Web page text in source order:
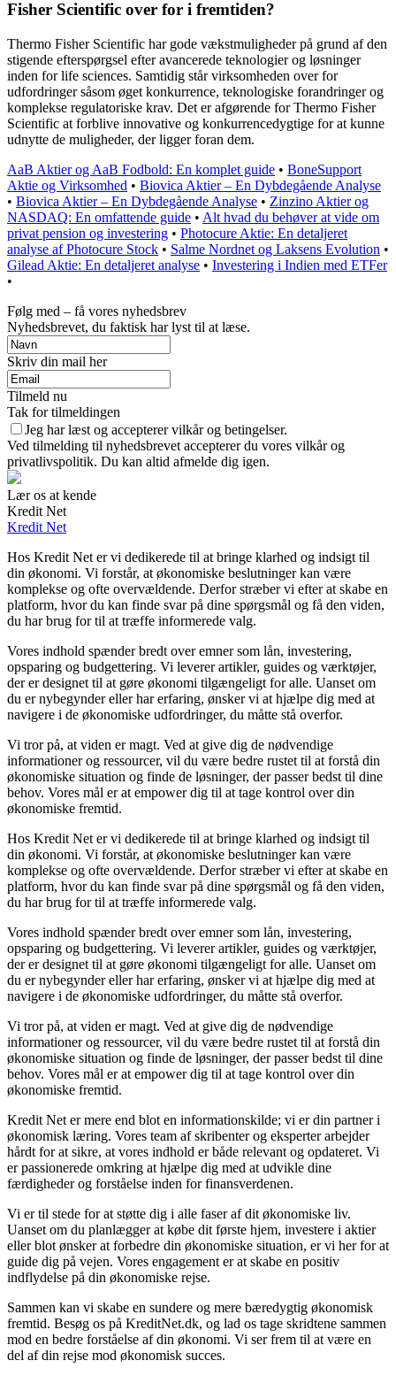
Fisher Scientific over for i fremtiden?
Thermo Fisher Scientific har gode vækstmuligheder på grund af den
stigende efterspørgsel efter avancerede teknologier og løsninger
inden for life sciences. Samtidig står virksomheden over for
udfordringer såsom øget konkurrence, teknologiske forandringer og
komplekse regulatoriske krav. Det er afgørende for Thermo Fisher
Scientific at forblive innovative og konkurrencedygtige for at kunne
udnytte de muligheder, der ligger foran dem.
AaB Aktier og AaB Fodbold: En komplet guide • BoneSupport
Aktie og Virksomhed • Biovica Aktier – En Dybdegående Analyse
• Biovica Aktier – En Dybdegående Analyse • Zinzino Aktier og
NASDAQ: En omfattende guide • Alt hvad du behøver at vide om
privat pension og investering • Photocure Aktie: En detaljeret
analyse af Photocure Stock • Salme Nordnet og Laksens Evolution •
Gilead Aktie: En detaljeret analyse • Investering i Indien med ETFer
•
Følg med – få vores nyhedsbrev
Nyhedsbrevet, du faktisk har lyst til at læse.
Skriv din mail her
Tilmeld nu
Tak for tilmeldingen
Jeg har læst og accepterer vilkår og betingelser.
Ved tilmelding til nyhedsbrevet accepterer du vores vilkår og
privatlivspolitik. Du kan altid afmelde dig igen.
Lær os at kende
Kredit Net
Kredit Net
Hos Kredit Net er vi dedikerede til at bringe klarhed og indsigt til
din økonomi. Vi forstår, at økonomiske beslutninger kan være
komplekse og ofte overvældende. Derfor stræber vi efter at skabe en
platform, hvor du kan finde svar på dine spørgsmål og få den viden,
du har brug for til at træffe informerede valg.
Vores indhold spænder bredt over emner som lån, investering,
opsparing og budgettering. Vi leverer artikler, guides og værktøjer,
der er designet til at gøre økonomi tilgængeligt for alle. Uanset om
du er nybegynder eller har erfaring, ønsker vi at hjælpe dig med at
navigere i de økonomiske udfordringer, du måtte stå overfor.
Vi tror på, at viden er magt. Ved at give dig de nødvendige
informationer og ressourcer, vil du være bedre rustet til at forstå din
økonomiske situation og finde de løsninger, der passer bedst til dine
behov. Vores mål er at empower dig til at tage kontrol over din
økonomiske fremtid.
Hos Kredit Net er vi dedikerede til at bringe klarhed og indsigt til
din økonomi. Vi forstår, at økonomiske beslutninger kan være
komplekse og ofte overvældende. Derfor stræber vi efter at skabe en
platform, hvor du kan finde svar på dine spørgsmål og få den viden,
du har brug for til at træffe informerede valg.
Vores indhold spænder bredt over emner som lån, investering,
opsparing og budgettering. Vi leverer artikler, guides og værktøjer,
der er designet til at gøre økonomi tilgængeligt for alle. Uanset om
du er nybegynder eller har erfaring, ønsker vi at hjælpe dig med at
navigere i de økonomiske udfordringer, du måtte stå overfor.
Vi tror på, at viden er magt. Ved at give dig de nødvendige
informationer og ressourcer, vil du være bedre rustet til at forstå din
økonomiske situation og finde de løsninger, der passer bedst til dine
behov. Vores mål er at empower dig til at tage kontrol over din
økonomiske fremtid.
Kredit Net er mere end blot en informationskilde; vi er din partner i
økonomisk læring. Vores team af skribenter og eksperter arbejder
hårdt for at sikre, at vores indhold er både relevant og opdateret. Vi
er passionerede omkring at hjælpe dig med at udvikle dine
færdigheder og forståelse inden for finansverdenen.
Vi er til stede for at støtte dig i alle faser af dit økonomiske liv.
Uanset om du planlægger at købe dit første hjem, investere i aktier
eller blot ønsker at forbedre din økonomiske situation, er vi her for at
guide dig på vejen. Vores engagement er at skabe en positiv
indflydelse på din økonomiske rejse.
Sammen kan vi skabe en sundere og mere bæredygtig økonomisk
fremtid. Besøg os på KreditNet.dk, og lad os tage skridtene sammen
mod en bedre forståelse af din økonomi. Vi ser frem til at være en
del af din rejse mod økonomisk succes.